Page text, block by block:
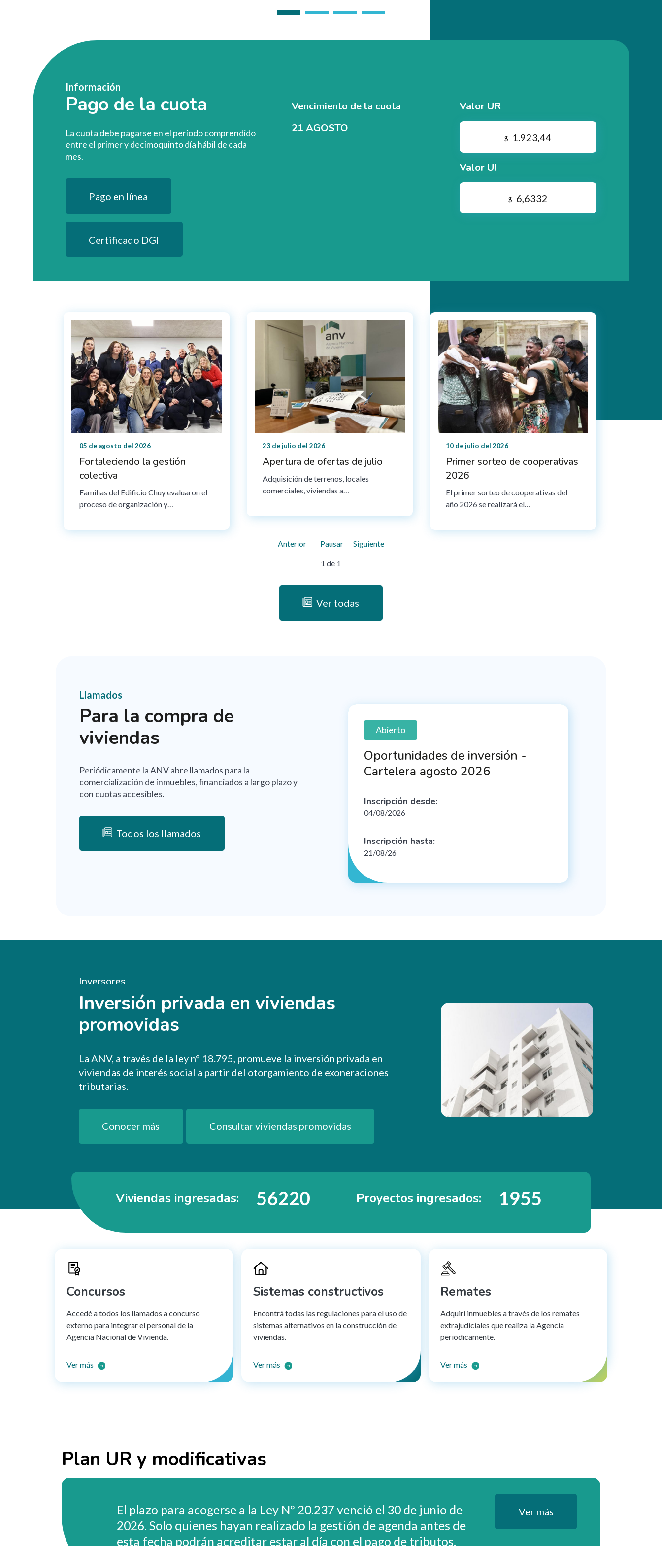
Información
Pago de la cuota
La cuota debe pagarse en el período comprendido
entre el primer y decimoquinto día hábil de cada
mes.
Pago en línea
Certificado DGI
Vencimiento de la cuota
21 AGOSTO
Valor UR
$ 1.923,44
Valor UI
$ 6,6332
05 de agosto del 2026
Fortaleciendo la gestión
colectiva
Familias del Edificio Chuy evaluaron el
proceso de organización y…
23 de julio del 2026
Apertura de ofertas de julio
Adquisición de terrenos, locales
comerciales, viviendas a…
10 de julio del 2026
Primer sorteo de cooperativas
2026
El primer sorteo de cooperativas del
año 2026 se realizará el…
Anterior Pausar Siguiente
1 de 1
Ver todas
Llamados
Para la compra de
viviendas
Periódicamente la ANV abre llamados para la
comercialización de inmuebles, financiados a largo plazo y
con cuotas accesibles.
Todos los llamados
Abierto
Oportunidades de inversión -
Cartelera agosto 2026
Inscripción desde:
04/08/2026
Inscripción hasta:
21/08/26
Inversores
Inversión privada en viviendas
promovidas
La ANV, a través de la ley n° 18.795, promueve la inversión privada en
viviendas de interés social a partir del otorgamiento de exoneraciones
tributarias.
Conocer más Consultar viviendas promovidas
Viviendas ingresadas: 63169 Proyectos ingresados: 2197
Concursos
Accedé a todos los llamados a concurso
externo para integrar el personal de la
Agencia Nacional de Vivienda.
Ver más
Sistemas constructivos
Encontrá todas las regulaciones para el uso de
sistemas alternativos en la construcción de
viviendas.
Ver más
Remates
Adquirí inmuebles a través de los remates
extrajudiciales que realiza la Agencia
periódicamente.
Ver más
Plan UR y modificativas
El plazo para acogerse a la Ley Nº 20.237 venció el 30 de junio de
2026. Solo quienes hayan realizado la gestión de agenda antes de
esta fecha podrán acreditar estar al día con el pago de tributos.
Ver más